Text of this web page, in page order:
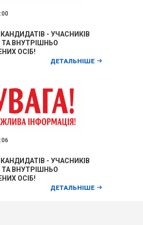
- УЧАСНИКІВ
ВНУТРІШНЬО
ОСІБ!
ДЕТАЛЬНІШЕ
- УЧАСНИКІВ
ВНУТРІШНЬО
ОСІБ!
ДЕТАЛЬНІШЕ